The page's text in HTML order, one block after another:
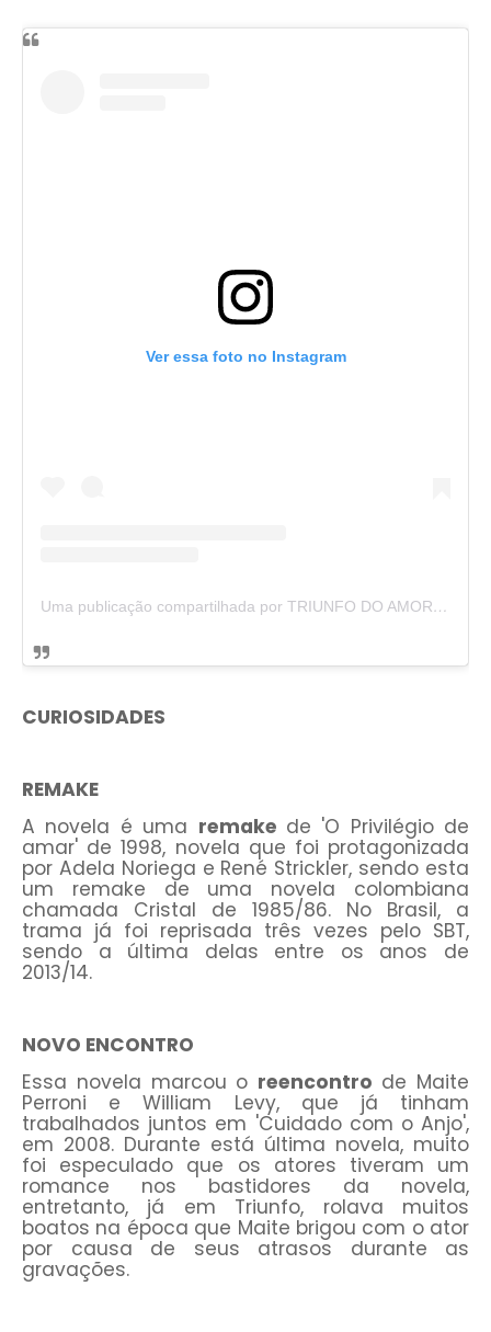
Ver essa foto no Instagram
Uma publicação compartilhada por TRIUNFO DO AMOR 🇧🇷 (@triunfodoamor_oficial)
CURIOSIDADES
REMAKE
A novela é uma remake de 'O Privilégio de
amar' de 1998, novela que foi protagonizada
por Adela Noriega e René Strickler, sendo esta
um remake de uma novela colombiana
chamada Cristal de 1985/86. No Brasil, a
trama já foi reprisada três vezes pelo SBT,
sendo a última delas entre os anos de
2013/14.
NOVO ENCONTRO
Essa novela marcou o reencontro de Maite
Perroni e William Levy, que já tinham
trabalhados juntos em 'Cuidado com o Anjo',
em 2008. Durante está última novela, muito
foi especulado que os atores tiveram um
romance nos bastidores da novela,
entretanto, já em Triunfo, rolava muitos
boatos na época que Maite brigou com o ator
por causa de seus atrasos durante as
gravações.